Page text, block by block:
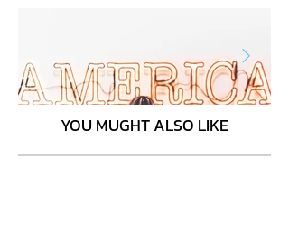
YOU MUGHT ALSO LIKE